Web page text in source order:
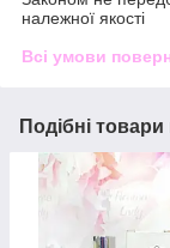
належної якості
Всі умови
Подібні товари